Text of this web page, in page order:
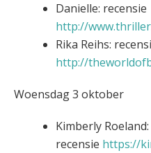
Danielle: recensie
http://
Rika Reihs:
http://
Woensdag 3 oktober
Kimberly Roeland:
recensie https://